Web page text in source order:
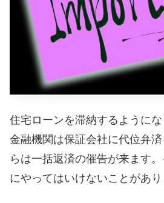
住宅ローンを滞納するようにな
金融機関は保証会社に代位弁
らは一括返済の催告が来ます
にやってはいけないことがあり